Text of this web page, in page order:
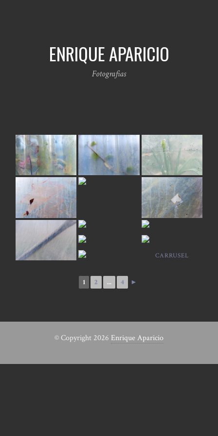
ENRIQUE APARICIO
Fotografias
CARRUSEL
1 2 ... 4 ►
© Copyright 2026 Enrique Aparicio